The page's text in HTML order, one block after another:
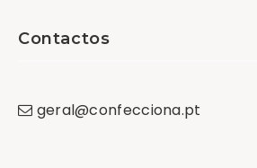
Contactos
geral@confecciona.pt